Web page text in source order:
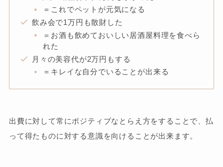
＝これでペットが元気になる
飲み会で1万円も散財した
＝お酒も飲めておいしい居酒屋料理を食べら
れた
月々の美容代が2万円もする
＝キレイな自分でいることが出来る
出費に対して常にポジティブなとらえ方をすることで、払
って得たものに対する意識を向けることが出来ます。